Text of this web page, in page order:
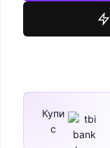
животни
Купи
с